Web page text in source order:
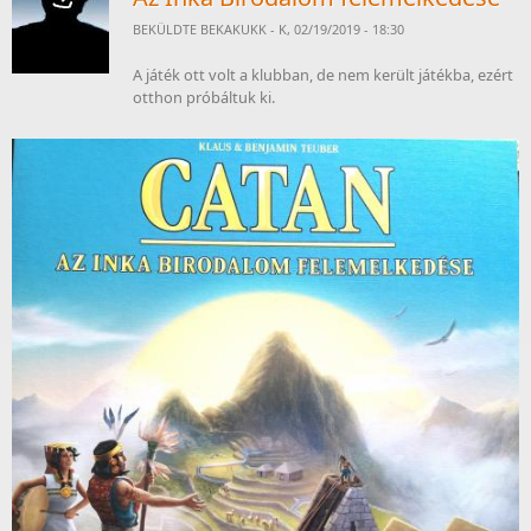
BEKÜLDTE BEKAKUKK - K, 02/19/2019 - 18:30
A játék ott volt a klubban, de nem került játékba, ezért
otthon próbáltuk ki.